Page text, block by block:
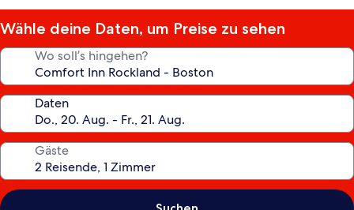
Wähle deine Daten, um Preise zu sehen
Wo soll’s hingehen?
Daten
Gäste